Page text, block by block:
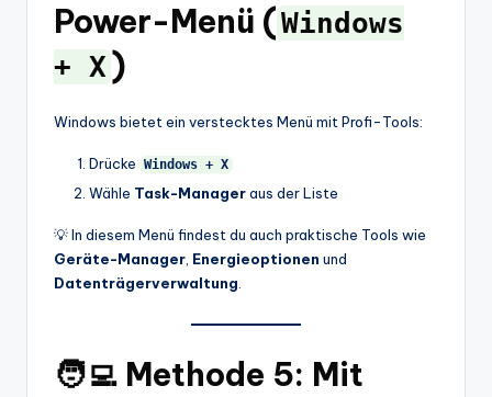
Power-Menü (Windows
+ X )
Windows bietet ein verstecktes Menü mit Profi-Tools:
Drücke Windows + X
Wähle Task-Manageraus der Liste
💡 In diesem Menü findest du auch praktische Tools wie
Geräte-Manager Energieoptionen und
Datenträgerverwaltung
🧑‍💻 Methode 5: Mit